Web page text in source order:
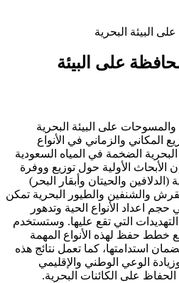
على البيئة
على البيئة البحرية
والزماني في الأنواع
البحرية الضخمة في المياه السعودية
الأبحاث الأولية حول توزيع ووفرة
(الدلافين والحيتان وأبقار البحر)
والشنفين والطيور البحرية تمكن
اعداد الأنواع الحية وتدهور
التي تقع عليها. وستستخدم
خطط حفظ لهذه الأنواع المهمة
استدامتها، كما تعمل نتائج هذه
الوعي الوطني والإقليمي
على الكائنات البحرية.